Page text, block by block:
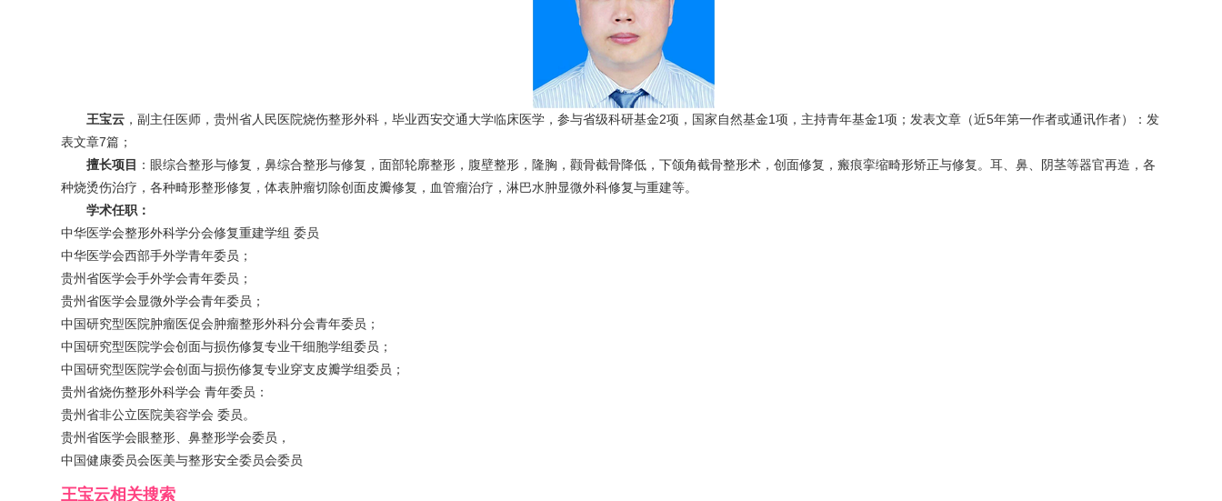
王宝云 ，副主任医师，贵州省人民医院烧伤整形外科，毕业西安交通大学临床医学，参与省级科研基金2项，国家自然基金1项，主持青年基金1项；发表文章（近5年第一作者或通讯作者）：发
表文章7篇；
擅长项目 ：眼综合整形与修复，鼻综合整形与修复，面部轮廓整形，腹壁整形，隆胸，颧骨截骨降低，下颌角截骨整形术，创面修复，瘢痕挛缩畸形矫正与修复。耳、鼻、阴茎等器官再造，各
种烧烫伤治疗，各种畸形整形修复，体表肿瘤切除创面皮瓣修复，血管瘤治疗，淋巴水肿显微外科修复与重建等。
学术任职：
中华医学会整形外科学分会修复重建学组 委员
中华医学会西部手外学青年委员；
贵州省医学会手外学会青年委员；
贵州省医学会显微外学会青年委员；
中国研究型医院肿瘤医促会肿瘤整形外科分会青年委员；
中国研究型医院学会创面与损伤修复专业干细胞学组委员；
中国研究型医院学会创面与损伤修复专业穿支皮瓣学组委员；
贵州省烧伤整形外科学会 青年委员：
贵州省非公立医院美容学会 委员。
贵州省医学会眼整形、鼻整形学会委员，
中国健康委员会医美与整形安全委员会委员
王宝云相关搜索